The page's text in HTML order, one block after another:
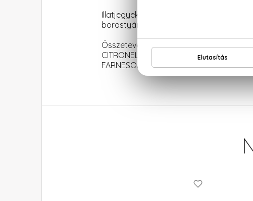
Illatjegyek: Bergamott, zöld
borostyánkő
Összetevők: ALCOHOL, PARFUM /
CITRONELLOL, BENZYL SALICYLATE,
FARNESOL (F.I.L. B243142/1).